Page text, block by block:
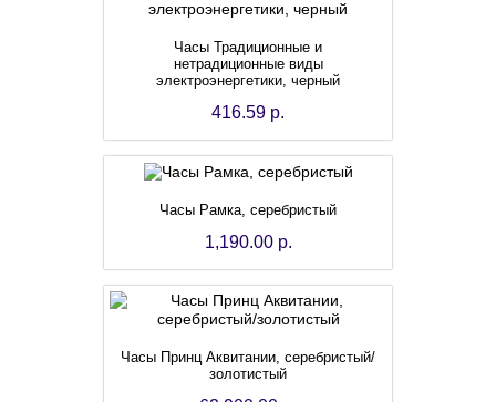
Часы Традиционные и
нетрадиционные виды
электроэнергетики, черный
416.59 р.
Часы Рамка, серебристый
1,190.00 р.
Часы Принц Аквитании, серебристый/
золотистый